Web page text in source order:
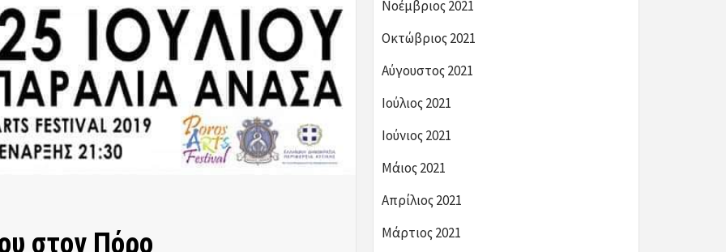
στον Πόρο
Νοέμβριος 2021
Οκτώβριος 2021
Αύγουστος 2021
Ιούλιος 2021
Ιούνιος 2021
Μάιος 2021
Απρίλιος 2021
Μάρτιος 2021